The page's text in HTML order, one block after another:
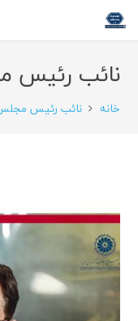
نائب رئیس
خانه نائب رئیس